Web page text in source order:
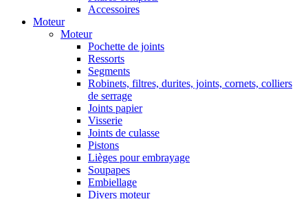
Accessoires
Moteur
Moteur
Pochette de joints
Ressorts
Segments
Robinets, filtres, durites, joints, cornets, colliers
de serrage
Joints papier
Visserie
Joints de culasse
Pistons
Lièges pour embrayage
Soupapes
Embiellage
Divers moteur